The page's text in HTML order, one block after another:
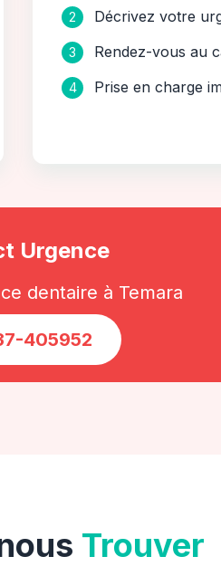
2 Décrivez votre
3 Rendez-vous au
4 Prise en charge
Urgence
dentaire à Temara
405952
Trouver